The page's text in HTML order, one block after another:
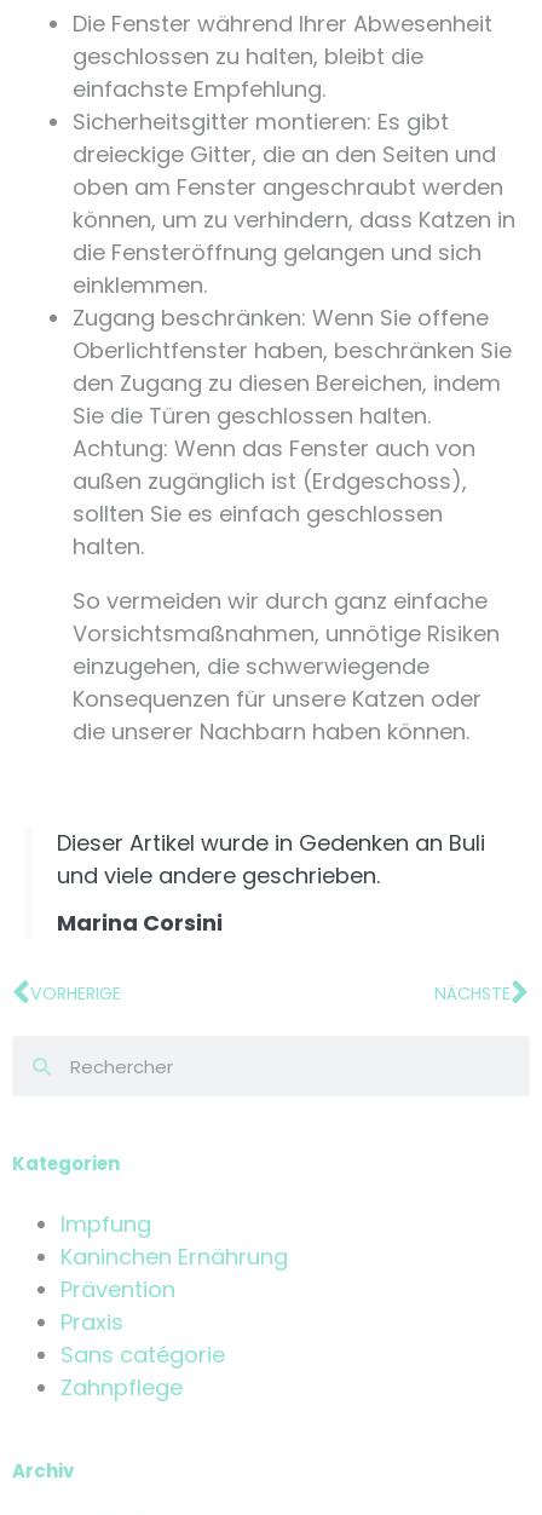
Die Fenster während Ihrer Abwesenheit
geschlossen zu halten, bleibt die
einfachste Empfehlung.
Sicherheitsgitter montieren: Es gibt
dreieckige Gitter, die an den Seiten und
oben am Fenster angeschraubt werden
können, um zu verhindern, dass Katzen in
die Fensteröffnung gelangen und sich
einklemmen.
Zugang beschränken: Wenn Sie offene
Oberlichtfenster haben, beschränken Sie
den Zugang zu diesen Bereichen, indem
Sie die Türen geschlossen halten.
Achtung: Wenn das Fenster auch von
außen zugänglich ist (Erdgeschoss),
sollten Sie es einfach geschlossen
halten.
So vermeiden wir durch ganz einfache
Vorsichtsmaßnahmen, unnötige Risiken
einzugehen, die schwerwiegende
Konsequenzen für unsere Katzen oder
die unserer Nachbarn haben können.
Dieser Artikel wurde in Gedenken an Buli
und viele andere geschrieben.
Marina Corsini
VORHERIGE NÄCHSTE
Kategorien
Impfung
Kaninchen Ernährung
Prävention
Praxis
Sans catégorie
Zahnpflege
Archiv